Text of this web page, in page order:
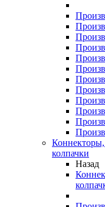
Коннекторы,
колпачки
Назад